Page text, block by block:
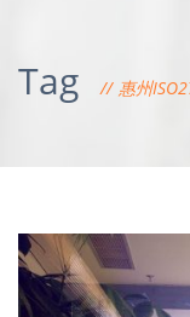
Tag 惠州